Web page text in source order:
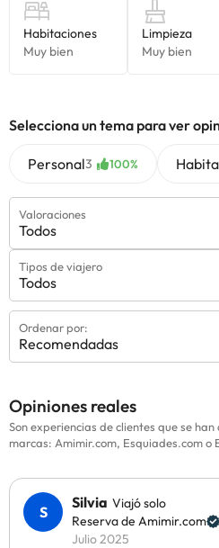
Selecciona un tema para ver
Personal3 100%
Valoraciones
Todos
Tipos de viajero
Todos
Ordenar por:
Recomendadas
Opiniones reales
Son experiencias de clientes que se
marcas: Amimir.com, Esquiades.com o
Silvia Viajó solo
Reserva de Amimir.com
Julio 2025